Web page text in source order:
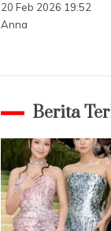
20 Feb 2026 19:52
Anna
Berita